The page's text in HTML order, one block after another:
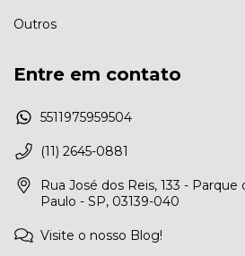
Outros
Entre em contato
5511975959504
(11) 2645-0881
Rua José dos Reis, 133 -
Paulo - SP, 03139-040
Visite o nosso Blog!